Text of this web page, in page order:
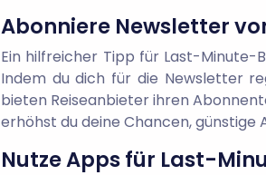
Abonniere Newsletter
Ein hilfreicher Tipp für Last-Minute-
Indem du dich für die Newsletter
bieten Reiseanbieter ihren
erhöhst du deine Chancen, günstige
Nutze Apps für Last-